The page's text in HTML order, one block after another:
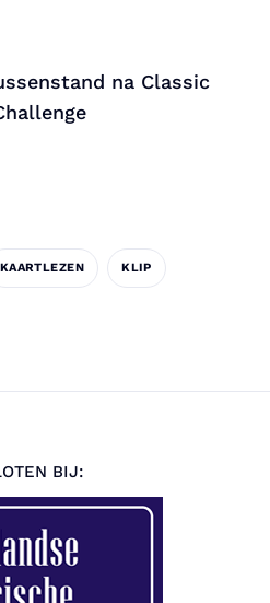
na Classic
KAARTLEZEN KLIP
BIJ: